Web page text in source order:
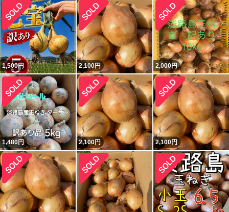
1,500円 2,100円 2,000円
1,480円 2,100円 2,100円